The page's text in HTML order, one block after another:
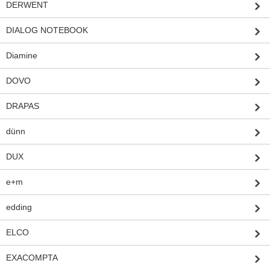
DERWENT
DIALOG NOTEBOOK
Diamine
DOVO
DRAPAS
dünn
DUX
e+m
edding
ELCO
EXACOMPTA